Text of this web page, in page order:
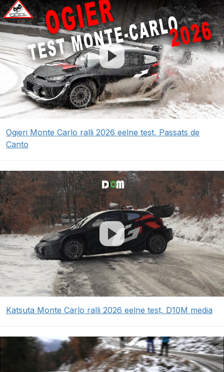
Ogieri Monte Carlo ralli 2026 eelne test, Passats de
Canto
Katsuta Monte Carlo ralli 2026 eelne test, D10M media